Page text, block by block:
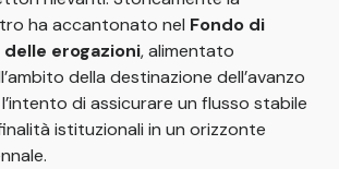
ha accantonato nel Fondo di
erogazioni, alimentato
della destinazione dell’avanzo
di assicurare un flusso stabile
istituzionali in un orizzonte